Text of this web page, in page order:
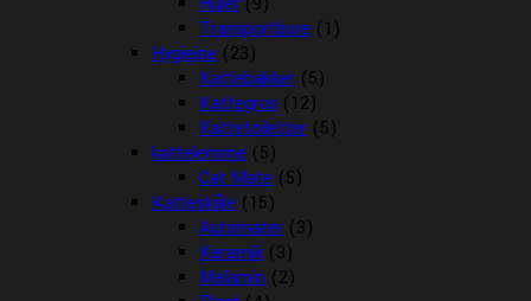
Transportbure (1)
Hygiejne (23)
Kattebakker (5)
Kattegrus (12)
Kattetoiletter (5)
kattelemme (5)
Cat Mate (5)
Katteskåle (15)
Automater (3)
Keramik (3)
Melamin (2)